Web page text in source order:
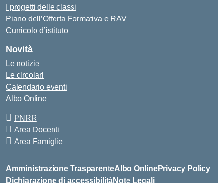
I progetti delle classi
Piano dell’Offerta Formativa e RAV
Curricolo d’istituto
Novità
Le notizie
Le circolari
Calendario eventi
Albo Online
PNRR
Area Docenti
Area Famiglie
Amministrazione TrasparenteAlbo OnlinePrivacy Policy
Dichiarazione di accessibilitàNote Legali